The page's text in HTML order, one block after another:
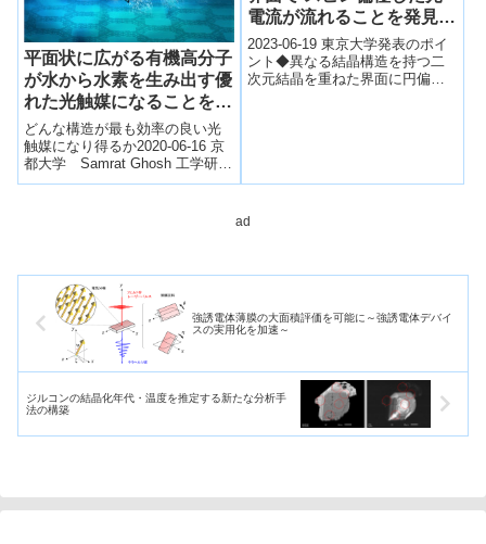
平面状に広がる有機高分子
が水から水素を生み出す優
れた光触媒になることを解
明
どんな構造が最も効率の良い光
触媒になり得るか2020-06-16 京
都大学 Samrat Ghosh 工学研究
科・日本学術振興会特別研究
電流が流れることを発見
～２次元物質界面における
新しい光スピントロニクス
機能の開拓～
2023-06-19 東京大学発表のポイ
ント◆異なる結晶構造を持つ二
次元結晶を重ねた界面に円偏光
ad
強誘電体薄膜の大面積評価を可能に～強誘電体デバイ
スの実用化を加速～
ジルコンの結晶化年代・温度を推定する新たな分析手
法の構築